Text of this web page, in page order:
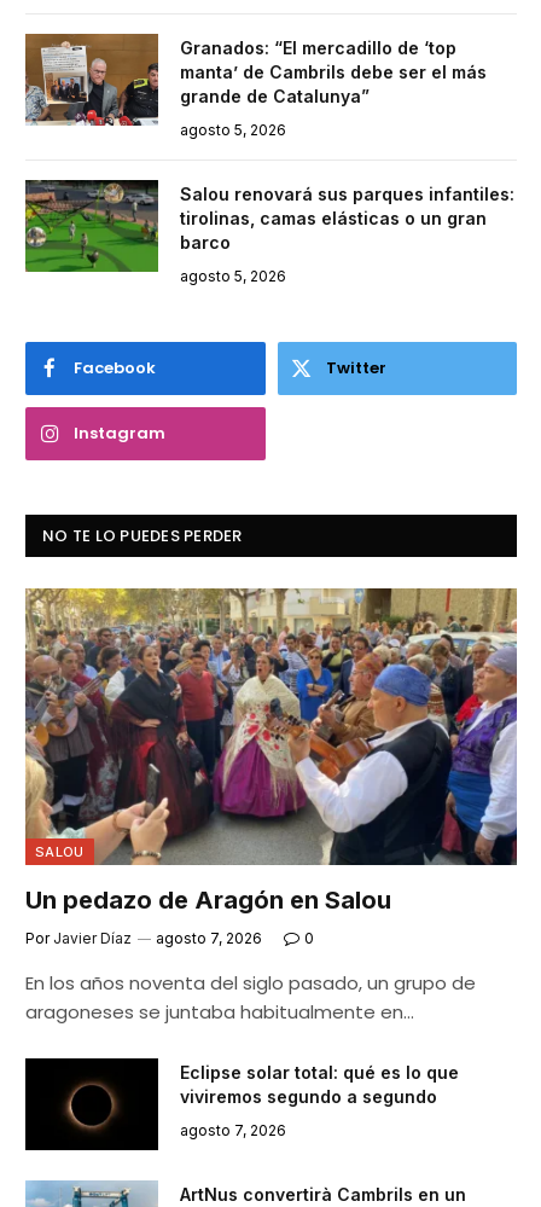
Granados: “El mercadillo de ‘top
manta’ de Cambrils debe ser el más
grande de Catalunya”
agosto 5, 2026
Salou renovará sus parques infantiles:
tirolinas, camas elásticas o un gran
barco
agosto 5, 2026
Facebook Twitter
Instagram
NO TE LO PUEDES PERDER
SALOU
Un pedazo de Aragón en Salou
Por Javier Díaz agosto 7, 2026 0
En los años noventa del siglo pasado, un grupo de
aragoneses se juntaba habitualmente en…
Eclipse solar total: qué es lo que
viviremos segundo a segundo
agosto 7, 2026
ArtNus convertirà Cambrils en un